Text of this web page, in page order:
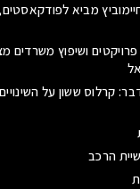
מביא לפודקאסטים,
ושיפוץ משרדים
קרלוס ששון על
הרכב